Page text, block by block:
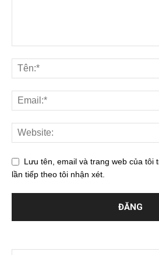
Lưu tên, email và trang web của tôi
lần tiếp theo tôi nhận xét.